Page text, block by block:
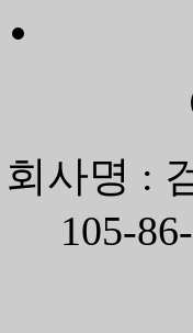
회사명 :
105-